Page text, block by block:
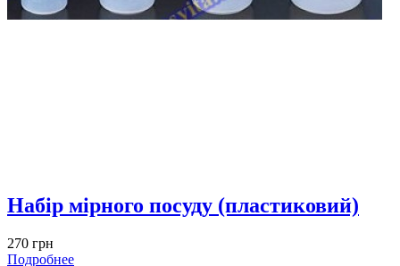
Набір мірного посуду (пластиковий)
270 грн
Подробнее